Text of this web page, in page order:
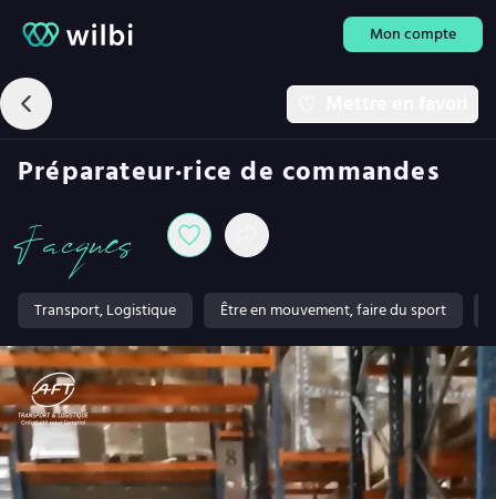
Mon compte
Préparateur·rice de commandes
Jacques
Transport, Logistique Être en mouvement, faire du sport